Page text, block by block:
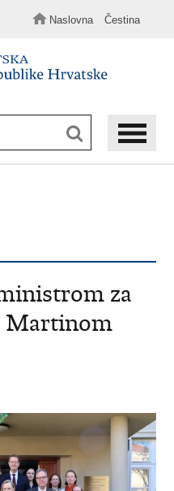
Naslovna Čestina
za
Martinom